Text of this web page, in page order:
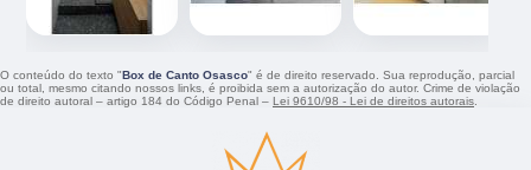
O conteúdo do texto "Box de Canto Osasco" é de direito reservado. Sua reprodução, parcial
ou total, mesmo citando nossos links, é proibida sem a autorização do autor. Crime de violação
de direito autoral – artigo 184 do Código Penal – Lei 9610/98 - Lei de direitos autorais.